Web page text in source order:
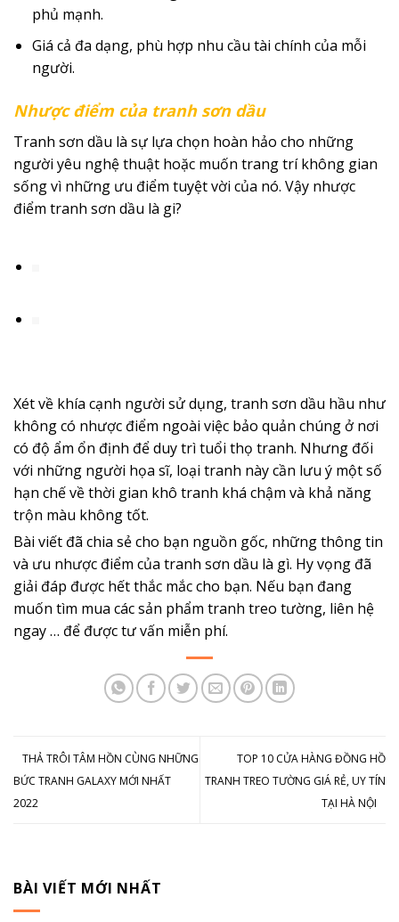
phủ mạnh.
Giá cả đa dạng, phù hợp nhu cầu tài chính của mỗi
người.
Nhược điểm của tranh sơn dầu
Tranh sơn dầu là sự lựa chọn hoàn hảo cho những
người yêu nghệ thuật hoặc muốn trang trí không gian
sống vì những ưu điểm tuyệt vời của nó. Vậy nhược
điểm tranh sơn dầu là gi?
Xét về khía cạnh người sử dụng, tranh sơn dầu hầu như
không có nhược điểm ngoài việc bảo quản chúng ở nơi
có độ ẩm ổn định để duy trì tuổi thọ tranh. Nhưng đối
với những người họa sĩ, loại tranh này cần lưu ý một số
hạn chế về thời gian khô tranh khá chậm và khả năng
trộn màu không tốt.
Bài viết đã chia sẻ cho bạn nguồn gốc, những thông tin
và ưu nhược điểm của tranh sơn dầu là gì. Hy vọng đã
giải đáp được hết thắc mắc cho bạn. Nếu bạn đang
muốn tìm mua các sản phẩm tranh treo tường, liên hệ
ngay … để được tư vấn miễn phí.
THẢ TRÔI TÂM HỒN CÙNG NHỮNG
BỨC TRANH GALAXY MỚI NHẤT
2022
TOP 10 CỬA HÀNG ĐỒNG HỒ
TRANH TREO TƯỜNG GIÁ RẺ, UY TÍN
TẠI HÀ NỘI
BÀI VIẾT MỚI NHẤT